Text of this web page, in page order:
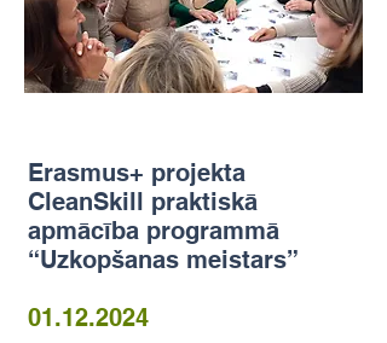
Erasmus+ projekta
CleanSkill praktiskā
apmācība programmā
“Uzkopšanas meistars”
01.12.2024